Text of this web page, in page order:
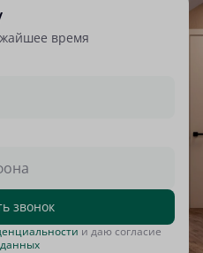
время
звонок
и даю согласие